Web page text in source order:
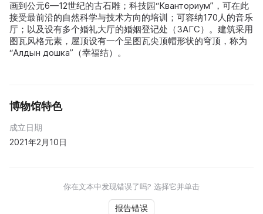
画到公元6—12世纪的古石雕；科技园“Кванториум”，可在此
接受最前沿的自然科学与技术方向的培训；可容纳170人的音乐
厅；以及设有多个婚礼大厅的婚姻登记处（ЗАГС）。建筑采用
图瓦风格元素，屋顶设有一个呈图瓦尖顶帽形状的穹顶，称为
“Алдын дошка”（幸福结）。
博物馆特色
成立日期
2021年2月10日
你在文本中发现错误了吗? 选择它并单击
报告错误